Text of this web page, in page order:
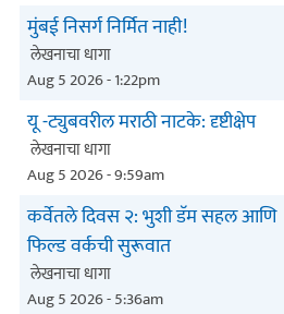
मुंबई निसर्ग निर्मित नाही!
लेखनाचा धागा
Aug 5 2026 - 1:22pm
यू -ट्युबवरील मराठी नाटके: दृष्टीक्षेप
लेखनाचा धागा
Aug 5 2026 - 9:59am
कर्वेतले दिवस २: भुशी डॅम सहल आणि
फिल्ड वर्कची सुरूवात
लेखनाचा धागा
Aug 5 2026 - 5:36am